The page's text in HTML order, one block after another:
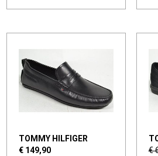
TOMMY HILFIGER
€ 149,90
€